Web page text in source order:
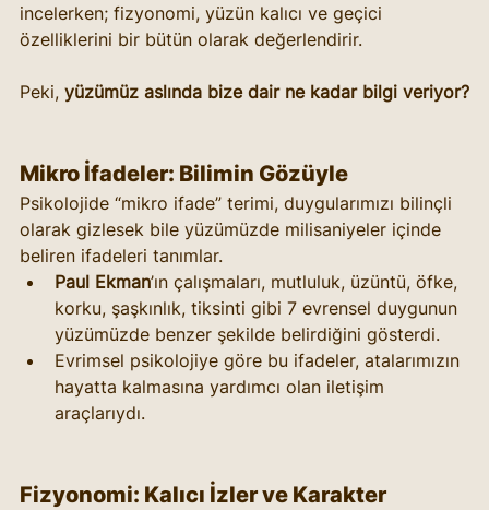
incelerken; fizyonomi, yüzün kalıcı ve geçici
özelliklerini bir bütün olarak değerlendirir.
Peki, yüzümüz aslında bize dair ne kadar bilgi veriyor?
Mikro İfadeler: Bilimin Gözüyle
Psikolojide “mikro ifade” terimi, duygularımızı bilinçli
olarak gizlesek bile yüzümüzde milisaniyeler içinde
beliren ifadeleri tanımlar.
Paul Ekman’ın çalışmaları, mutluluk, üzüntü, öfke,
korku, şaşkınlık, tiksinti gibi 7 evrensel duygunun
yüzümüzde benzer şekilde belirdiğini gösterdi.
Evrimsel psikolojiye göre bu ifadeler, atalarımızın
hayatta kalmasına yardımcı olan iletişim
araçlarıydı.
Fizyonomi: Kalıcı İzler ve Karakter